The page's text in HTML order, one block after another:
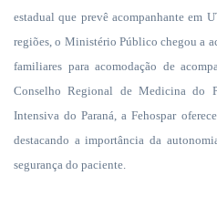
estadual que prevê acompanhante em
regiões, o Ministério Público chegou a
familiares para acomodação de
Conselho Regional de Medicina do
Intensiva do Paraná, a Fehospar
destacando a importância da
segurança do paciente.